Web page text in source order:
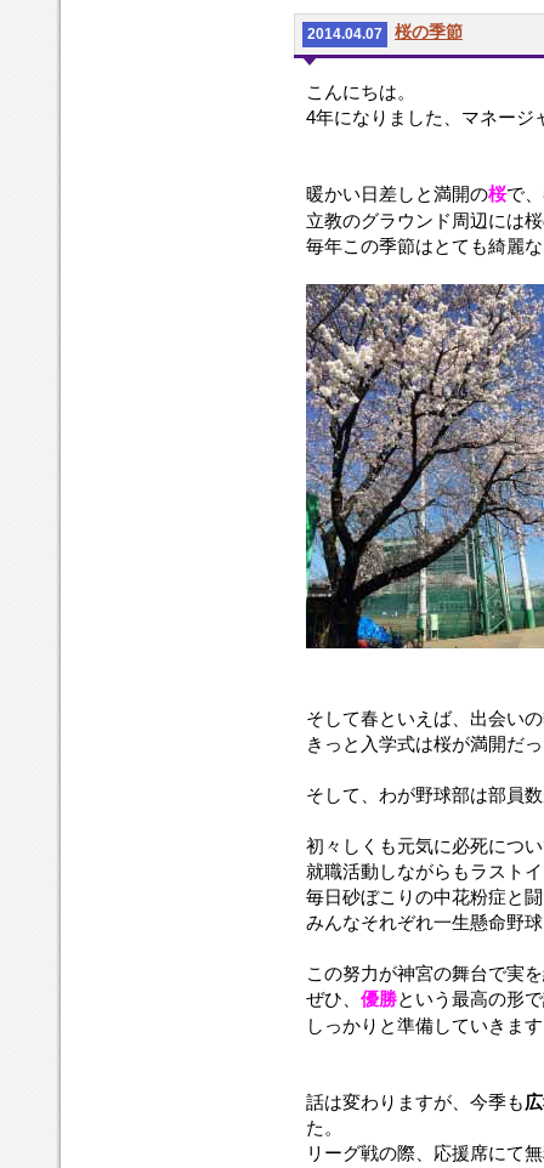
2014.04.07 桜の季節
こんにちは。
4年になりました、マネージ
暖かい日差しと満開の桜で
立教のグラウンド周辺には
毎年この季節はとても綺麗
そして春といえば、出会い
きっと入学式は桜が満開だ
そして、わが野球部は部員
初々しくも元気に必死につ
就職活動しながらもラスト
毎日砂ぼこりの中花粉症と
みんなそれぞれ一生懸命野
この努力が神宮の舞台で実
ぜひ、 優勝という最高の形
しっかりと準備していきま
話は変わりますが、今季も
た。
リーグ戦の際、応援席にて